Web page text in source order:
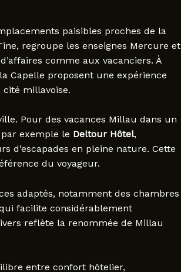
paisibles proches de la
regroupe les enseignes Mercure et
comme aux vacanciers. À
Capelle proposent une expérience
millavoise.
Pour des vacances Millau dans un
exemple le Deltour Hôtel,
d’escapades en pleine nature. Cette
du voyageur.
adaptés, notamment des chambres
facilite considérablement
reflète la renommée de Millau
entre confort hôtelier,